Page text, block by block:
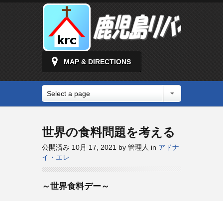
MAP & DIRECTIONS
Select a page
世界の食料問題を考える
公開済み 10月 17, 2021 by 管理人 in アドナ
イ・エレ
～世界食料デー～